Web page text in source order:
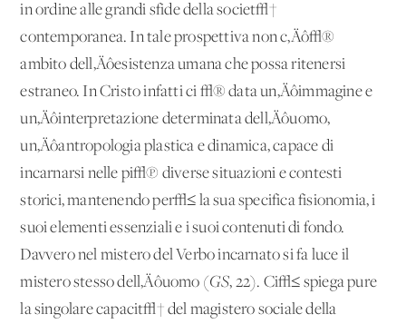
in ordine alle grandi sfide della societ√†
contemporanea. In tale prospettiva non c‚Äô√®
ambito dell‚Äôesistenza umana che possa ritenersi
estraneo. In Cristo infatti ci √® data un‚Äôimmagine e
un‚Äôinterpretazione determinata dell‚Äôuomo,
un‚Äôantropologia plastica e dinamica, capace di
incarnarsi nelle pi√π diverse situazioni e contesti
storici, mantenendo per√≤ la sua specifica fisionomia, i
suoi elementi essenziali e i suoi contenuti di fondo.
Davvero nel mistero del Verbo incarnato si fa luce il
mistero stesso dell‚Äôuomo (GS, 22). Ci√≤ spiega pure
la singolare capacit√† del magistero sociale della